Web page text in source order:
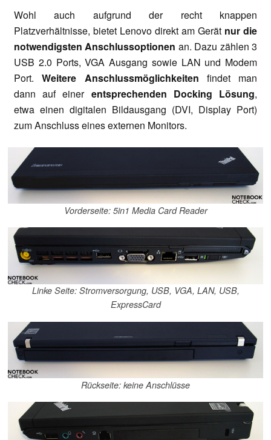
Wohl auch aufgrund der recht knappen
Platzverhältnisse, bietet Lenovo direkt am Gerät nur die
notwendigsten Anschlussoptionen an. Dazu zählen 3
USB 2.0 Ports, VGA Ausgang sowie LAN und Modem
Port.Weitere Anschlussmöglichkeiten findet man
dann auf einer entsprechenden Docking Lösung,
etwa einen digitalen Bildausgang (DVI, Display Port)
zum Anschluss eines externen Monitors.
Vorderseite: 5in1 Media Card Reader
Linke Seite: Stromversorgung, USB, VGA, LAN, USB,
ExpressCard
Rückseite: keine Anschlüsse